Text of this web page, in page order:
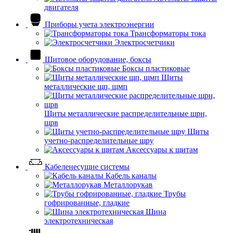
двигателя
Приборы учета электроэнергии
Трансформаторы тока
Электросчетчики
Щитовое оборудование, боксы
Боксы пластиковые
Щиты
металлические щп, щмп
Щиты металлические распределительные щрн,
щрв
Щиты
учетно-распределительные щру
Аксессуары к щитам
Кабеленесущие системы
Кабель каналы
Металлорукав
Трубы
гофрированные, гладкие
Шина
электротехническая